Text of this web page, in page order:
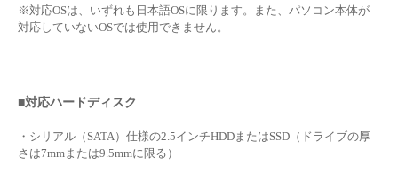
※対応OSは、いずれも日本語OSに限ります。また、パソコン本体が
対応していないOSでは使用できません。
■対応ハードディスク
・シリアル（SATA）仕様の2.5インチHDDまたはSSD（ドライブの厚
さは7mmまたは9.5mmに限る）